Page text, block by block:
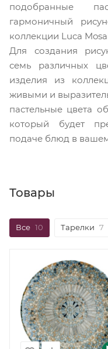
подобранные
гармоничный
коллекции Luca
Для создания
семь различных
изделия из
живыми и
пастельные цвета
который будет
подаче блюд в
Товары
Все 10 Тарелки 7